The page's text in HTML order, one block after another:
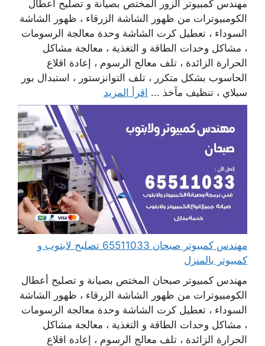
مهندس كمبيوتر الزور المختص بصيانة و تصليح أعطال
الكومبيوترات من ظهور الشاشة الزرقاء ، ظهور الشاشة
السوداء ، تعطيل كرت الشاشة وحدة معالجة الرسومات
، مشاكل وحدات الطاقة و التغذية ، معالجة مشاكل
الحرارة الزائدة ، تلف معالج الرسوم ، إعادة اقلاع
الحاسوب بشكل متكرر ، تلف التوانزستور ، استبدال بور
سبلاي ، تنظيف مآخذ ... اقرأ المزيد
مهندس كمبيوتر صبحان 65511033 تصليح لابتوب و
كمبيوتر بالمنزل
مهندس كمبيوتر صبحان المختص بصيانة و تصليح أعطال
الكومبيوترات من ظهور الشاشة الزرقاء ، ظهور الشاشة
السوداء ، تعطيل كرت الشاشة وحدة معالجة الرسومات
، مشاكل وحدات الطاقة و التغذية ، معالجة مشاكل
الحرارة الزائدة ، تلف معالج الرسوم ، إعادة اقلاع